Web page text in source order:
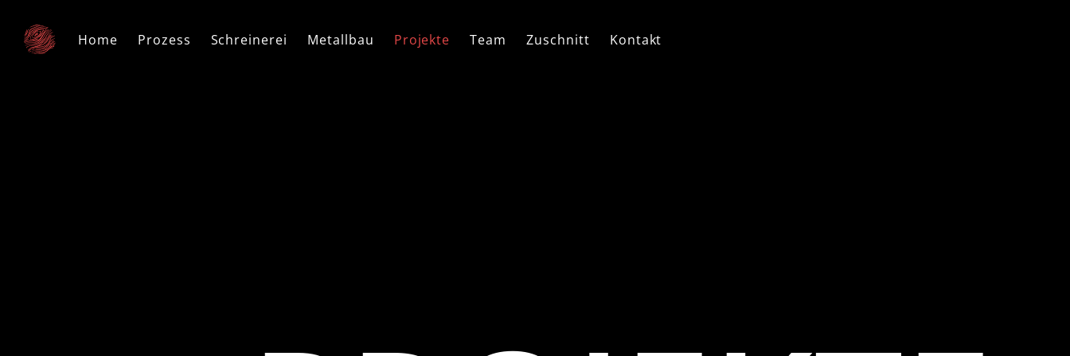
Home Prozess Schreinerei Metallbau Projekte Team Zuschnitt Kontakt